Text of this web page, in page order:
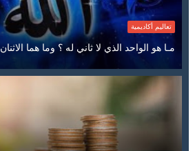
تعاليم أكاديمية
مـا هو الواحد الذي لا ثاني له ؟ وما هما